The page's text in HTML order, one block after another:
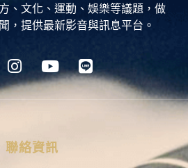
、文化、運動、娛樂等議題，做
，提供最新影音與訊息平台。
聯絡資訊